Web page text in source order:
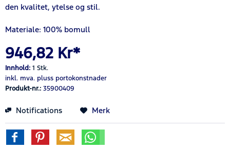
den kvalitet, ytelse og stil.
Materiale: 100% bomull
946,82 Kr*
Innhold: 1 Stk.
inkl. mva. pluss portokonstnader
Produkt-nr.: 35900409
Notifications Merk